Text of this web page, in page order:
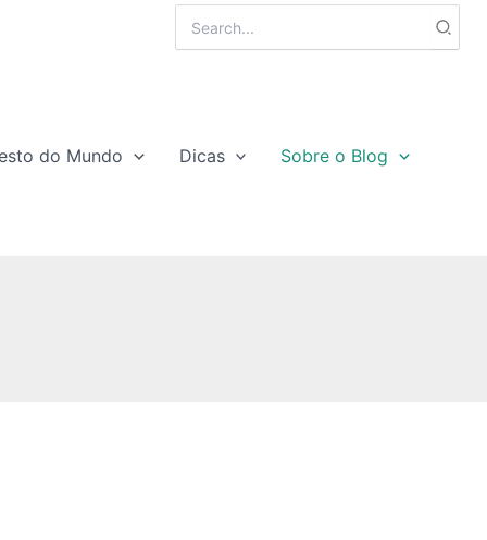
for:
do Mundo Dicas Sobre o Blog